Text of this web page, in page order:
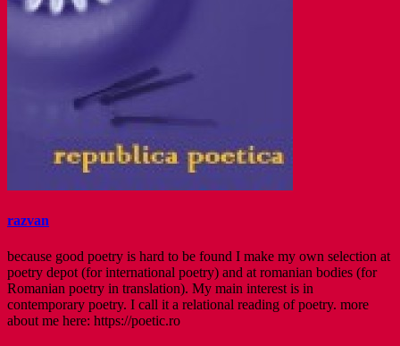
razvan
because good poetry is hard to be found I make my own selection at
poetry depot (for international poetry) and at romanian bodies (for
Romanian poetry in translation). My main interest is in
contemporary poetry. I call it a relational reading of poetry. more
about me here: https://poetic.ro